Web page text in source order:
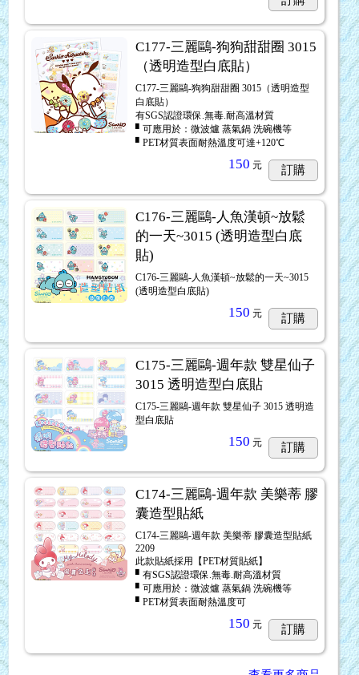
C177-三麗鷗-狗狗甜甜圈 3015
（透明造型白底貼）
C177-三麗鷗-狗狗甜甜圈 3015（透明造型
白底貼）
有SGS認證環保.無毒.耐高溫材質
▘可應用於：微波爐 蒸氣鍋 洗碗機等
▘PET材質表面耐熱溫度可達+120℃
150 元 訂購
C176-三麗鷗-人魚漢頓~放鬆
的一天~3015 (透明造型白底
貼)
C176-三麗鷗-人魚漢頓~放鬆的一天~3015
(透明造型白底貼)
150 元 訂購
C175-三麗鷗-週年款 雙星仙子
3015 透明造型白底貼
C175-三麗鷗-週年款 雙星仙子 3015 透明造
型白底貼
150 元 訂購
C174-三麗鷗-週年款 美樂蒂 膠
囊造型貼紙
C174-三麗鷗-週年款 美樂蒂 膠囊造型貼紙
2209
此款貼紙採用【PET材質貼紙】
▘有SGS認證環保.無毒.耐高溫材質
▘可應用於：微波爐 蒸氣鍋 洗碗機等
▘PET材質表面耐熱溫度可
150 元 訂購